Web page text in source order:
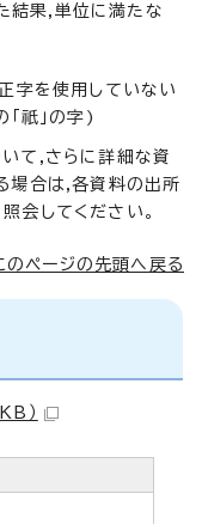
結果,単位に満たな
字を使用していない
祇」の字)
て,さらに詳細な資
場合は,各資料の出所
会してください。
のページの先頭へ戻る
）